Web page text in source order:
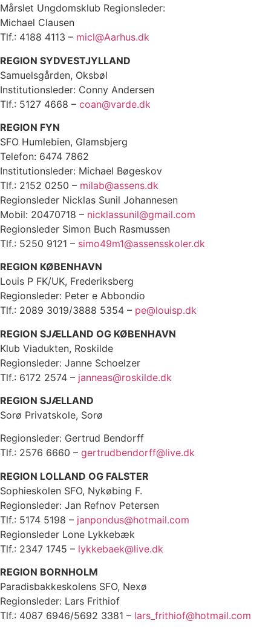
Mårslet Ungdomsklub Regionsleder:
Michael Clausen
Tlf.: 4188 4113 – micl@Aarhus.dk
REGION SYDVESTJYLLAND
Samuelsgården, Oksbøl
Institutionsleder: Conny Andersen
Tlf.: 5127 4668 – coan@varde.dk
REGION FYN
SFO Humlebien, Glamsbjerg
Telefon: 6474 7862
Institutionsleder: Michael Bøgeskov
Tlf.: 2152 0250 – milab@assens.dk
Regionsleder Nicklas Sunil Johannesen
Mobil: 20470718 – nicklassunil@gmail.com
Regionsleder Simon Buch Rasmussen
Tlf.: 5250 9121 – simo49m1@assensskoler.dk
REGION KØBENHAVN
Louis P FK/UK, Frederiksberg
Regionsleder: Peter e Abbondio
Tlf.: 2089 3019/3888 5354 – pe@louisp.dk
REGION SJÆLLAND OG KØBENHAVN
Klub Viadukten, Roskilde
Regionsleder: Janne Schoelzer
Tlf.: 6172 2574 – janneas@roskilde.dk
REGION SJÆLLAND
Sorø Privatskole, Sorø
Regionsleder: Gertrud Bendorff
Tlf.: 2576 6660 – gertrudbendorff@live.dk
REGION LOLLAND OG FALSTER
Sophieskolen SFO, Nykøbing F.
Regionsleder: Jan Refnov Petersen
Tlf.: 5174 5198 – janpondus@hotmail.com
Regionsleder Lone Lykkebæk
Tlf.: 2347 1745 – lykkebaek@live.dk
REGION BORNHOLM
Paradisbakkeskolens SFO, Nexø
Regionsleder: Lars Frithiof
Tlf.: 4087 6946/5692 3381 – lars_frithiof@hotmail.com